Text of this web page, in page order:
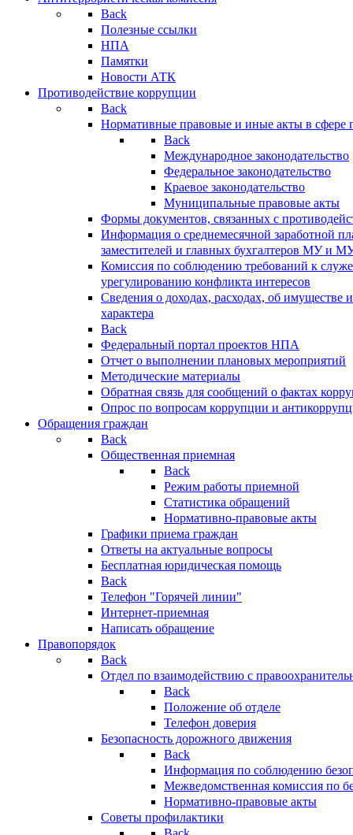
Back
Полезные ссылки
НПА
Памятки
Новости АТК
Противодействие коррупции
Back
Нормативные правовые и иные акты в сфере
Back
Международное законодательство
Федеральное законодательство
Краевое законодательство
Муниципальные правовые акты
Формы документов, связанных с
Информация о среднемесячной заработной
заместителей и главных бухгалтеров МУ и
Комиссия по соблюдению требований к
урегулированию конфликта интересов
Сведения о доходах, расходах, об имуществе
характера
Back
Федеральный портал проектов НПА
Отчет о выполнении плановых мероприятий
Методические материалы
Обратная связь для сообщений о фактах
Опрос по вопросам коррупции и
Обращения граждан
Back
Общественная приемная
Back
Режим работы приемной
Статистика обращений
Нормативно-правовые акты
Графики приема граждан
Ответы на актуальные вопросы
Бесплатная юридическая помощь
Back
Телефон "Горячей линии"
Интернет-приемная
Написать обращение
Правопорядок
Back
Отдел по взаимодействию с
Back
Положение об отделе
Телефон доверия
Безопасность дорожного движения
Back
Информация по соблюдению
Межведомственная комиссия по
Нормативно-правовые акты
Советы профилактики